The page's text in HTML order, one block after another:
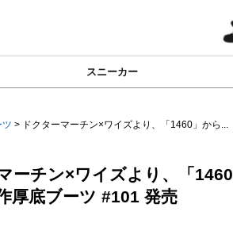
スニーカー
ツ > ドクターマーチン×ワイズより、「1460」から...
ーチン×ワイズより、「
厚底ブーツ #101 発売